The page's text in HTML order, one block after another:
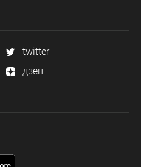
twitter
дзен